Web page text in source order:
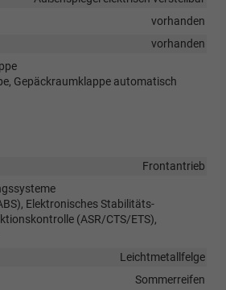
vorhanden
vorhanden
Gepäckraumklappe automatisch
Frontantrieb
Elektronisches Stabilitäts-
(ASR/CTS/ETS),
Leichtmetallfelge
Sommerreifen